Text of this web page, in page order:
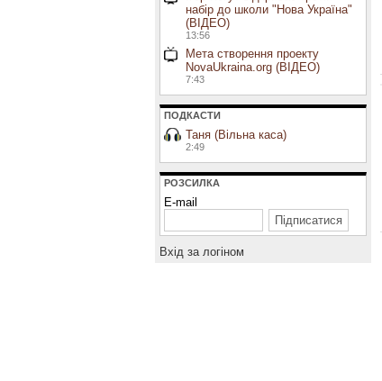
набір до школи "Нова Україна"
(ВІДЕО)
13:56
Мета створення проекту
NovaUkraina.org (ВІДЕО)
7:43
ПОДКАСТИ
Таня (Вільна каса)
2:49
РОЗСИЛКА
E-mail
Вхiд за логiном